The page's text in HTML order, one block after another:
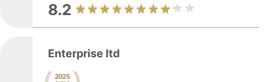
8.2
Enterprise ltd